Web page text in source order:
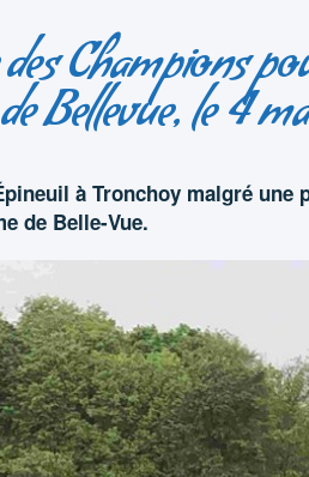
Champions
Bellevue, le 4
à Tronchoy malgré une
de Belle-Vue.